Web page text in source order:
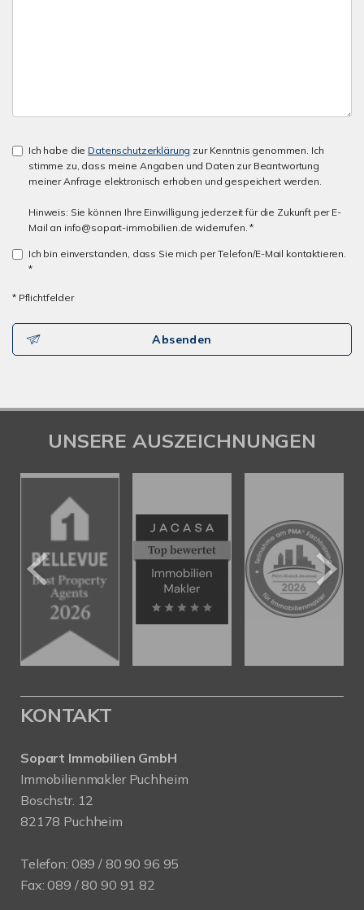
Ich habe die Datenschutzerklärung zur Kenntnis genommen. Ich
stimme zu, dass meine Angaben und Daten zur Beantwortung
meiner Anfrage elektronisch erhoben und gespeichert werden.
Hinweis: Sie können Ihre Einwilligung jederzeit für die Zukunft per E-
Mail an info@sopart-immobilien.de widerrufen. *
Ich bin einverstanden, dass Sie mich per Telefon/E-Mail kontaktieren.
*
* Pflichtfelder
Absenden
UNSERE AUSZEICHNUNGEN
KONTAKT
Sopart Immobilien GmbH
Immobilienmakler Puchheim
Boschstr. 12
82178 Puchheim
Telefon: 089 / 80 90 96 95
Fax: 089 / 80 90 91 82